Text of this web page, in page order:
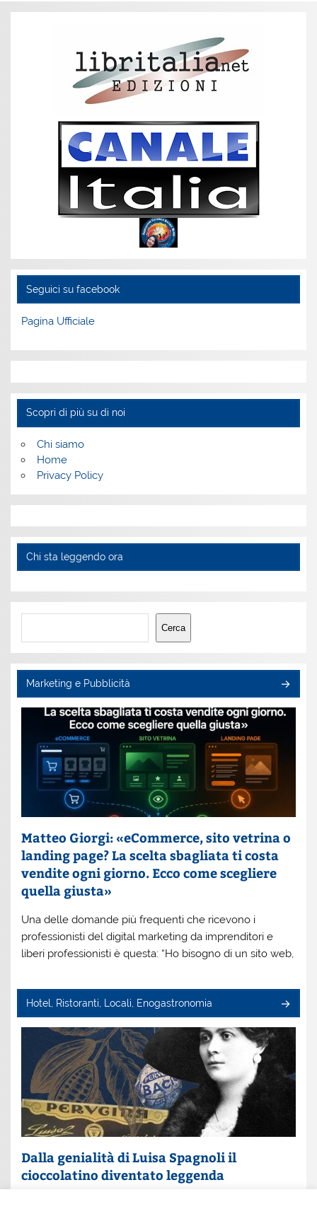
Seguici su facebook
Pagina Ufficiale
Scopri di più su di noi
Chi siamo
Home
Privacy Policy
Chi sta leggendo ora
Cerca
Cerca
Marketing e Pubblicità
Matteo Giorgi: «eCommerce, sito vetrina o
landing page? La scelta sbagliata ti costa
vendite ogni giorno. Ecco come scegliere
quella giusta»
Una delle domande più frequenti che ricevono i
professionisti del digital marketing da imprenditori e
liberi professionisti è questa: “Ho bisogno di un sito web,
Hotel, Ristoranti, Locali, Enogastronomia
Dalla genialità di Luisa Spagnoli il
cioccolatino diventato leggenda